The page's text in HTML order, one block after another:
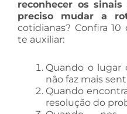
reconhecer os
preciso mudar a
cotidianas? Confira
te auxiliar:
Quando o lugar
não faz mais
Quando
resolução do